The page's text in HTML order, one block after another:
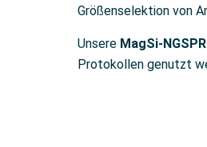
Größenselektion von
Unsere MagSi-
Protokollen genutzt